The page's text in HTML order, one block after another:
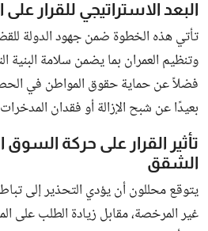
جميع الحقوق محفوظة لـ بوابة البلد
سياسة الخصوصية اتصل بنا من نحن